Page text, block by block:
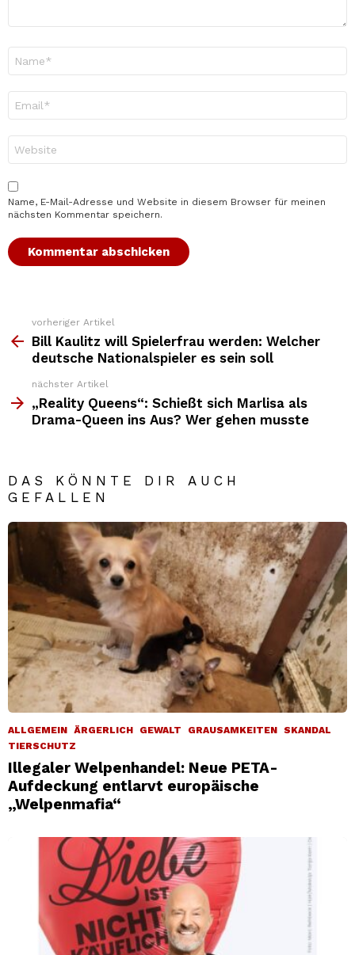
Mail-
Adresse
*
Name, E-Mail-Adresse und Website in diesem Browser für meinen
nächsten Kommentar speichern.
Weitere
Top
News
vorheriger Artikel
Bill Kaulitz will Spielerfrau werden: Welcher
deutsche Nationalspieler es sein soll
nächster Artikel
„Reality Queens“: Schießt sich Marlisa als
Drama-Queen ins Aus? Wer gehen musste
DAS KÖNNTE DIR AUCH
GEFALLEN
ALLGEMEIN ÄRGERLICH GEWALT GRAUSAMKEITEN SKANDAL
TIERSCHUTZ
Illegaler Welpenhandel: Neue PETA-
Aufdeckung entlarvt europäische
„Welpenmafia“